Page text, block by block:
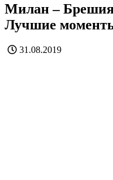
Милан –
Лучшие
31.08.2019